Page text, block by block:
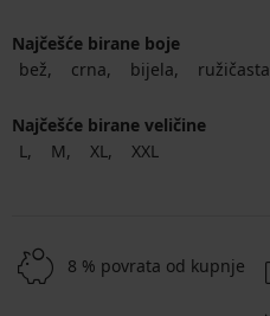
Najčešće birane boje
bež
crna bijela ružičasta
Najčešće birane veličine
L
M XL XXL
8 % povrata od kupnje